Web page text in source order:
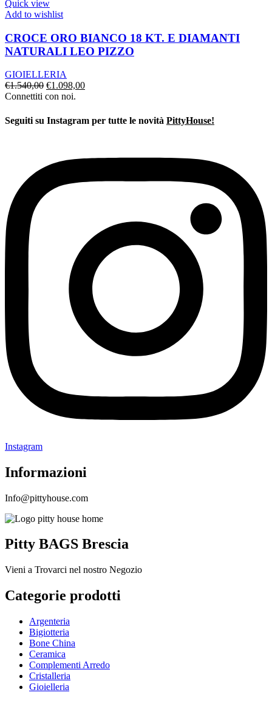
€990,00.
Quick view
Add to wishlist
CROCE ORO BIANCO 18 KT. E DIAMANTI
NATURALI LEO PIZZO
GIOIELLERIA
€1.540,00 Il
prezzo
era:
€1.540,00.
€1.098,00Il
è:
€1.098,00.
Connettiti con noi.
Seguiti su Instagram per tutte le novità PittyHouse!
Instagram
Informazioni
Info@pittyhouse.com
Pitty BAGS Brescia
Vieni a Trovarci nel nostro Negozio
Categorie prodotti
Argenteria
Bigiotteria
Bone China
Ceramica
Complementi Arredo
Cristalleria
Gioielleria